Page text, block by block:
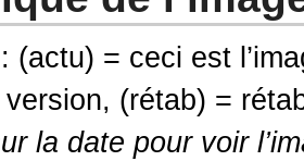
(actu) = ceci est
(rétab) =
la date pour voir